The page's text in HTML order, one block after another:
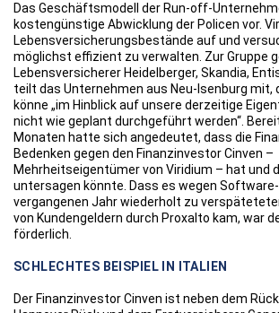
Das Geschäftsmodell der Run-off-
kostengünstige Abwicklung der Policen vor.
Lebensversicherungsbestände auf und
möglichst effizient zu verwalten. Zur Gruppe
Lebensversicherer Heidelberger, Skandia,
teilt das Unternehmen aus Neu-Isenburg mit,
könne „im Hinblick auf unsere derzeitige
nicht wie geplant durchgeführt werden“.
Monaten hatte sich angedeutet, dass die
Bedenken gegen den Finanzinvestor Cinven –
Mehrheitseigentümer von Viridium – hat und
untersagen könnte. Dass es wegen
vergangenen Jahr wiederholt zu
von Kundengeldern durch Proxalto kam, war
förderlich.
SCHLECHTES BEISPIEL IN ITALIEN
Der Finanzinvestor Cinven ist neben dem